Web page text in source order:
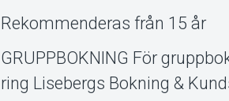
Rekommenderas från 15 år
GRUPPBOKNING För
ring Lisebergs Bokning &